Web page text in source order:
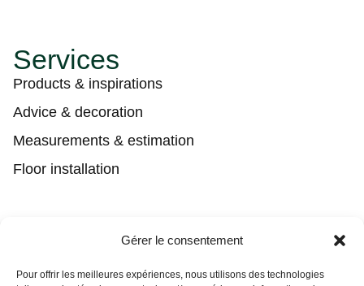
Gérer le consentement
Pour offrir les meilleures expériences, nous utilisons des technologies
Services
Products & inspirations
Advice & decoration
Measurements & estimation
Floor installation